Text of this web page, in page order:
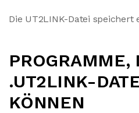
Die UT2LINK-Datei speichert
PROGRAMME,
.UT2LINK-
KÖNNEN